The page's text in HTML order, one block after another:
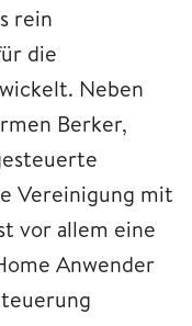
rein
die
Neben
Berker,
Vereinigung mit
vor allem eine
Anwender